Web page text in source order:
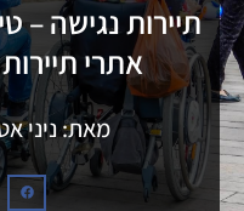
תיירות נגישה –
אתרי
מאת:ניני